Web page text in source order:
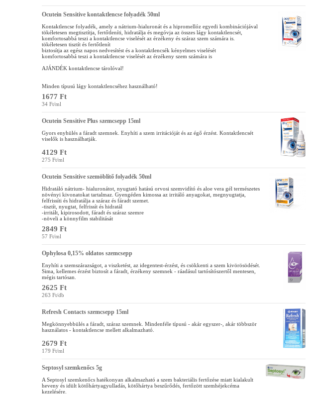
Ocutein Sensitive kontaktlencse folyadék 50ml
Kontaktlencse folyadék, amely a nátrium-hialuronát és a hipromellóz egyedi kombinációjával
tökéletesen megtisztítja, fertőtleníti, hidratálja és megóvja az összes lágy kontaktlencsét,
komfortosabbá teszi a kontaktlencse viselését az érzékeny és száraz szem számára is.
tökéletesen tisztít és fertőtlenít
biztosítja az egész napos nedvesítést és a kontaktlencsék kényelmes viselését
komfortosabbá teszi a kontaktlencse viselését az érzékeny szem számára is
AJÁNDÉK kontaktlencse tárolóval!
Minden típusú lágy kontaktlencséhez használható!
1677 Ft
34 Ft/ml
Ocutein Sensitive Plus szemcsepp 15ml
Gyors enyhülés a fáradt szemnek. Enyhíti a szem irritációját és az égő érzést. Kontaktlencsét
viselők is használhatják.
4129 Ft
275 Ft/ml
Ocutein Sensitive szemöblítő folyadék 50ml
Hidratáló nátrium- hialuronátot, nyugtató hatású orvosi szemvidító és aloe vera gél természetes
növényi kivonatokat tartalmaz. Gyengéden kimossa az irritáló anyagokat, megnyugtatja,
felfrissíti és hidratálja a száraz és fáradt szemet.
-tisztít, nyugtat, felfrissít és hidratál
-irritált, kipirosodott, fáradt és száraz szemre
-növeli a könnyfilm stabilitását
2849 Ft
57 Ft/ml
Ophylosa 0,15% oldatos szemcsepp
Enyhíti a szemszárazságot, a viszketést, az idegentest-érzést, és csökkenti a szem kivörösödését.
Sima, kellemes érzést biztosít a fáradt, érzékeny szemnek - ráadásul tartósítószertől mentesen,
mégis tartósan.
2625 Ft
263 Ft/db
Refresh Contacts szemcsepp 15ml
Megkönnyebbülés a fáradt, száraz szemnek. Mindenféle típusú - akár egyszer-, akár többször
használatos - kontaktlencse mellett alkalmazható.
2679 Ft
179 Ft/ml
Septosyl szemkenőcs 5g
A Septosyl szemkenőcs hatékonyan alkalmazható a szem bakteriális fertőzése miatt kialakult
heveny és idült kötőhártyagyulladás, kötőhártya beszűrődés, fertőzött szemhéjekcéma
kezelésére.